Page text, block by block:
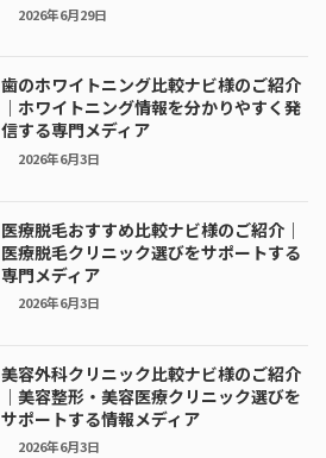
2026年6月29日
歯のホワイトニング比較ナビ様のご紹介
｜ホワイトニング情報を分かりやすく発
信する専門メディア
2026年6月3日
医療脱毛おすすめ比較ナビ様のご紹介｜
医療脱毛クリニック選びをサポートする
専門メディア
2026年6月3日
美容外科クリニック比較ナビ様のご紹介
｜美容整形・美容医療クリニック選びを
サポートする情報メディア
2026年6月3日